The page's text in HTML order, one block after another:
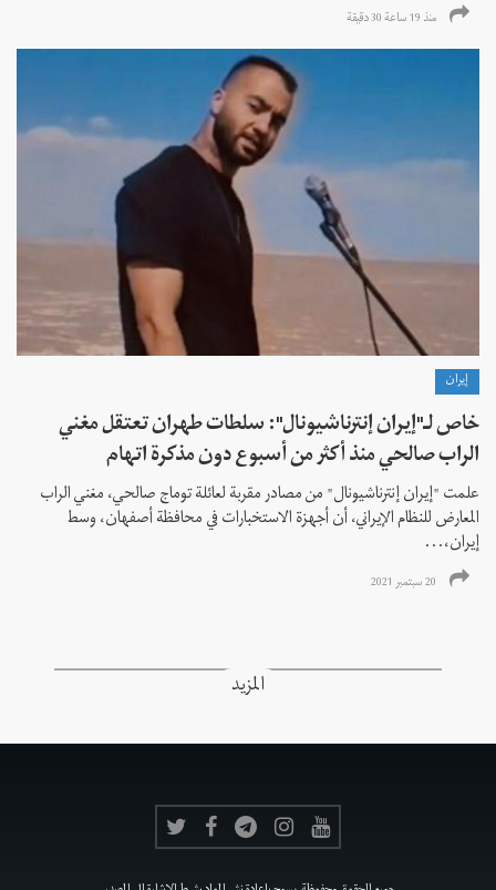
منذ 19 ساعة 30 دقیقة
إيران
خاص لـ"إيران إنترناشيونال": سلطات طهران تعتقل مغني
الراب صالحي منذ أكثر من أسبوع دون مذكرة اتهام
علمت "إيران إنترناشيونال" من مصادر مقربة لعائلة توماج صالحي، مغني الراب
المعارض للنظام الإيراني، أن أجهزة الاستخبارات في محافظة أصفهان، وسط
إيران،...
20 سبتمبر 2021
المزيد